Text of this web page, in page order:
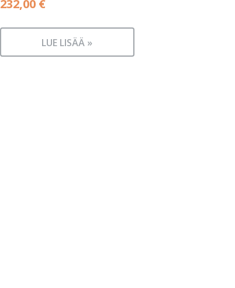
232,00 €
LUE LISÄÄ »